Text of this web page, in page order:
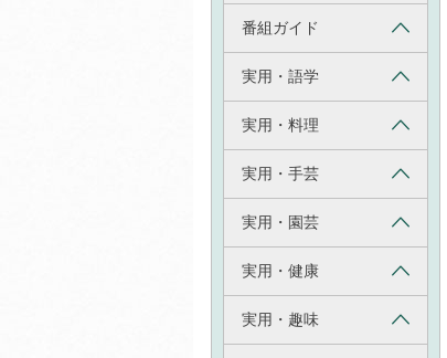
番組ガイド
実用・語学
実用・料理
実用・手芸
実用・園芸
実用・健康
実用・趣味